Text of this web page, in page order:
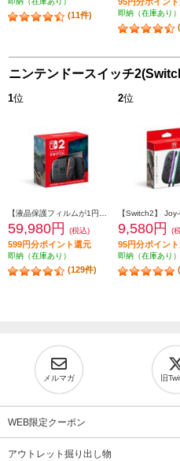
(11件) 即納（在庫あり）
ニンテンドースイッチ
1位
【液晶保護フィルムが1円で購入できる！】 【Switch2】 ニンテンドースイッチ2本体（日本語・国内専用）
59,980円 (税込)
599円分ポイント還元
即納（在庫あり）
(129件)
2位
9,580円 (
95円分ポイン
即納（在庫あり）
メルマガ 旧
WEB限定クーポン
アウトレット掘り出し物